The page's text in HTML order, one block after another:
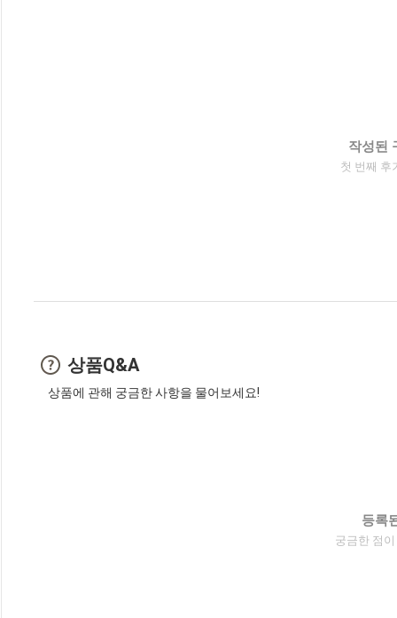
작성된
첫 번째 후
상품Q&A
상품에 관해 궁금한 사항을 물어보세요!
등록
궁금한 점